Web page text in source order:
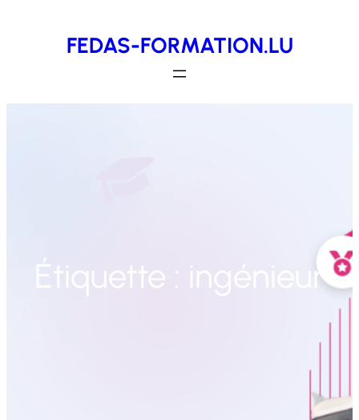
FEDAS-FORMATION.LU
Étiquette : ingénieur